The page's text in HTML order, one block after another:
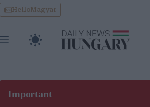
Skip
to
content
HelloMagyar